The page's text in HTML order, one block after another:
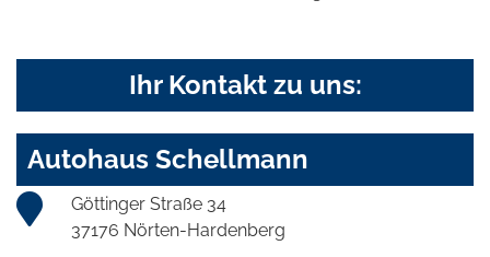
Ihr Kontakt zu uns:
Autohaus Schellmann
Göttinger Straße 34
37176 Nörten-Hardenberg